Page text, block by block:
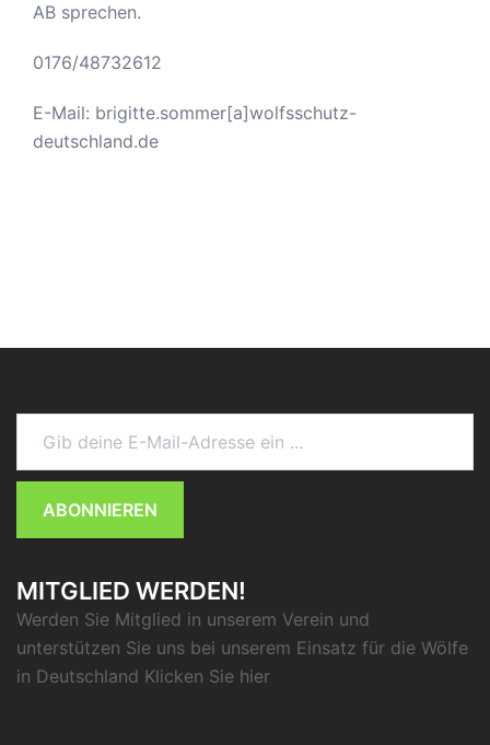
AB sprechen.
0176/48732612
E-Mail: brigitte.sommer[a]wolfsschutz-
deutschland.de
Gib deine E-Mail-Adresse ein ...
ABONNIEREN
MITGLIED WERDEN!
Werden Sie Mitglied in unserem Verein und
unterstützen Sie uns bei unserem Einsatz für die Wölfe
in Deutschland Klicken Sie hier